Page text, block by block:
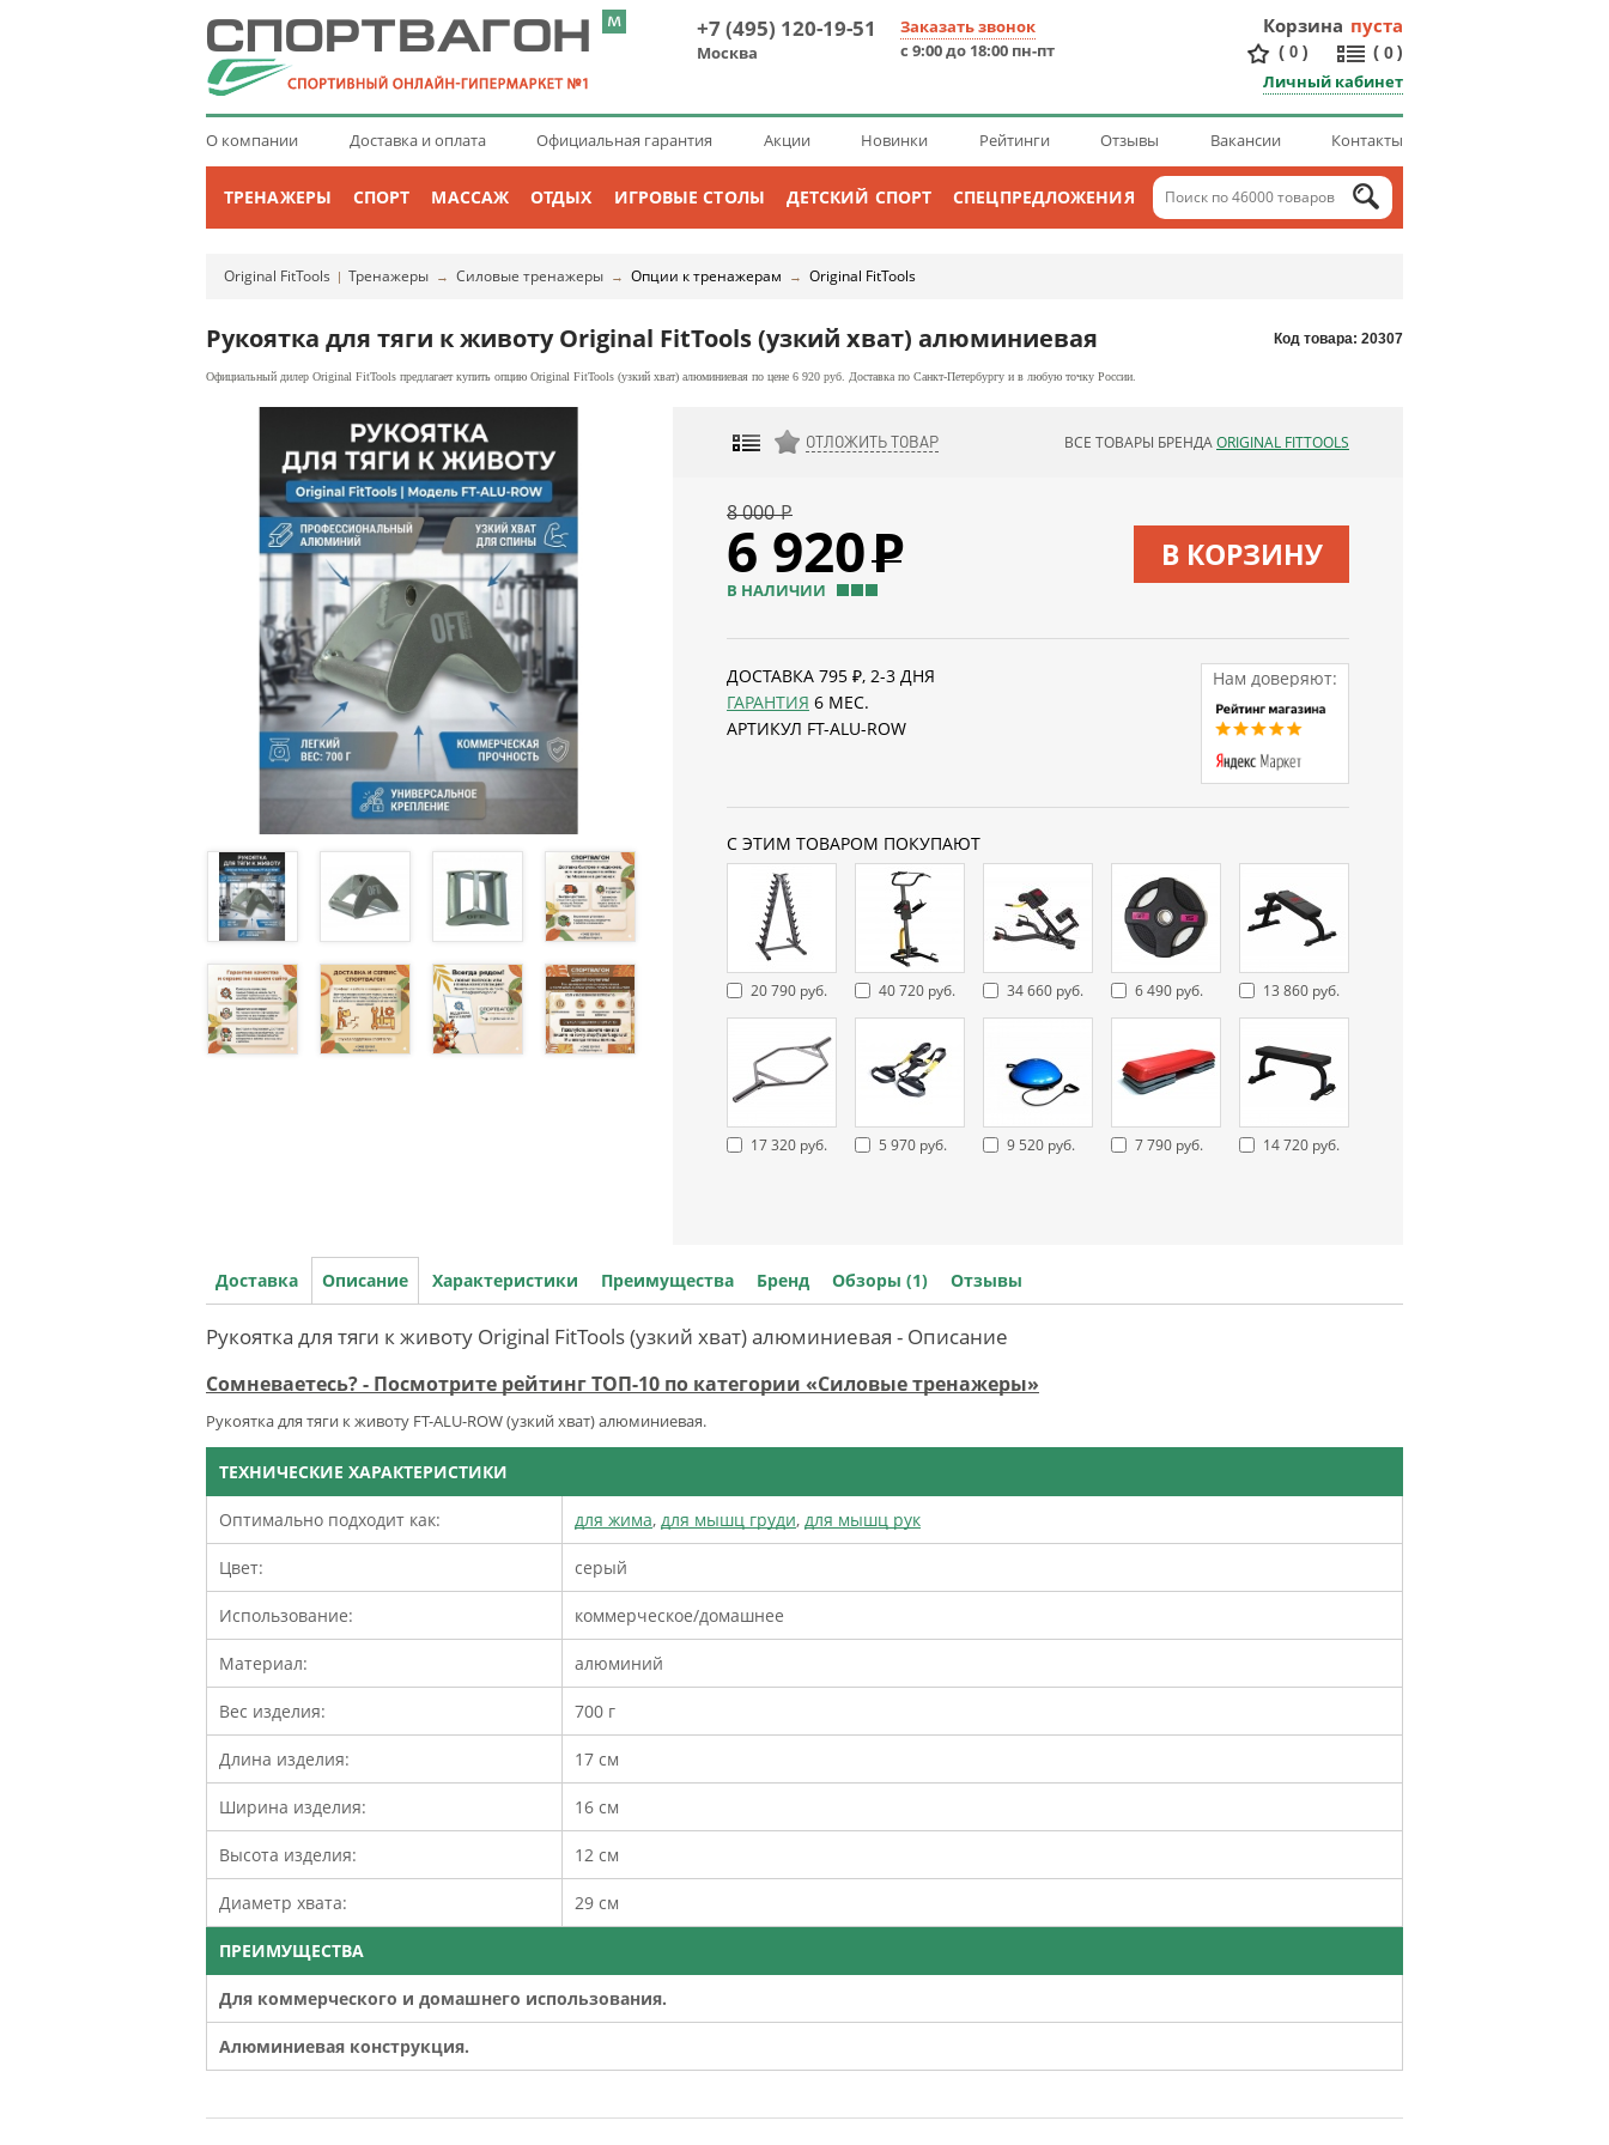
+7 (495) 120-19-51
Москва
Заказать звонок
с 9:00 до 18:00 пн-пт
Корзина пуста
( 0 ) ( 0 )
Личный кабинет
О компании Доставка и оплата Официальная гарантия Акции Новинки Рейтинги Отзывы Вакансии Контакты
ТРЕНАЖЕРЫ СПОРТ МАССАЖ ОТДЫХ ИГРОВЫЕ СТОЛЫ ДЕТСКИЙ СПОРТ СПЕЦПРЕДЛОЖЕНИЯ
Original FitTools | Тренажеры → Силовые тренажеры → Опции к тренажерам → Original FitTools
Код товара: 20307
Рукоятка для тяги к животу Original FitTools (узкий хват) алюминиевая
Официальный дилер Original FitTools предлагает купить опцию Original FitTools (узкий хват) алюминиевая по цене 6 920 руб. Доставка по Санкт-Петербургу и в любую точку России.
ДОБАВИТЬ К СРАВНЕНИЮ ОБНОВЛЯЮ СПИСОК
ОТЛОЖИТЬ ТОВАР ВСЕ ТОВАРЫ БРЕНДАORIGINAL FITTOOLS
8 000 Р
6 920Р
В НАЛИЧИИ
В КОРЗИНУ
ДОСТАВКА 795 ₽, 2-3 ДНЯ
ГАРАНТИЯ 6 МЕС.
АРТИКУЛ FT-ALU-ROW
Нам доверяют:
С ЭТИМ ТОВАРОМ ПОКУПАЮТ
20 790 руб. 40 720 руб. 34 660 руб. 6 490 руб. 13 860 руб.
17 320 руб. 5 970 руб. 9 520 руб. 7 790 руб. 14 720 руб.
Доставка Описание Характеристики Преимущества Бренд Обзоры (1) Отзывы
Рукоятка для тяги к животу Original FitTools (узкий хват) алюминиевая - Описание
Сомневаетесь? - Посмотрите рейтинг ТОП-10 по категории «Силовые тренажеры»
Рукоятка для тяги к животу FT-ALU-ROW (узкий хват) алюминиевая.
ТЕХНИЧЕСКИЕ ХАРАКТЕРИСТИКИ
Оптимально подходит как: для жима, для мышц груди, для мышц рук
Цвет: серый
Использование: коммерческое/домашнее
Материал: алюминий
Вес изделия: 700 г
Длина изделия: 17 см
Ширина изделия: 16 см
Высота изделия: 12 см
Диаметр хвата: 29 см
ПРЕИМУЩЕСТВА
Для коммерческого и домашнего использования.
Алюминиевая конструкция.